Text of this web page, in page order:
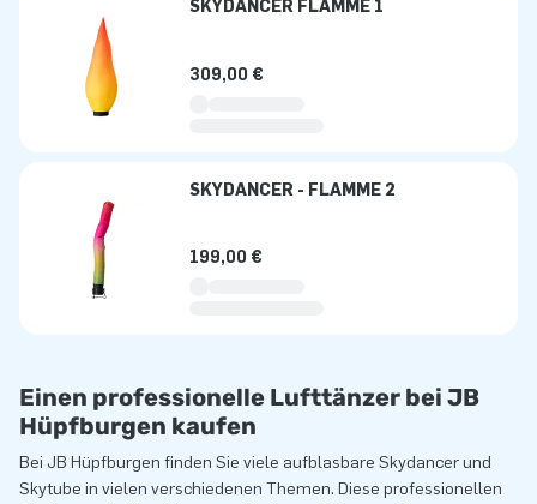
SKYDANCER FLAMME 1
309,00 €
SKYDANCER - FLAMME 2
199,00 €
Einen professionelle Lufttänzer bei JB
Hüpfburgen kaufen
Bei JB Hüpfburgen finden Sie viele aufblasbare Skydancer und
Skytube in vielen verschiedenen Themen. Diese professionellen